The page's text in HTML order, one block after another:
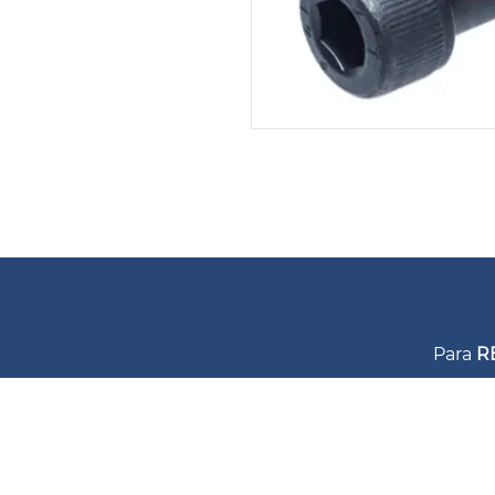
Para